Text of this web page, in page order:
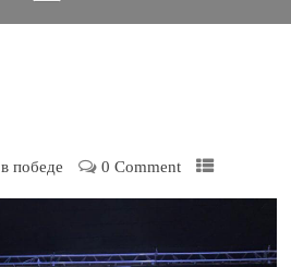
победе 0 Comment